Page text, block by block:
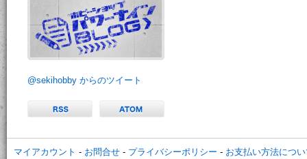
@sekihobby からのツイート
マイアカウント - お問合せ - プライバシーポリシー - お支払い方法につ